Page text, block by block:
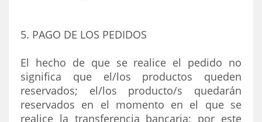
5. PAGO DE LOS PEDIDOS
El hecho de que se realice el pedido no
significa que el/los productos queden
reservados; el/los producto/s quedarán
reservados en el momento en el que se
realice la transferencia bancaria; por este